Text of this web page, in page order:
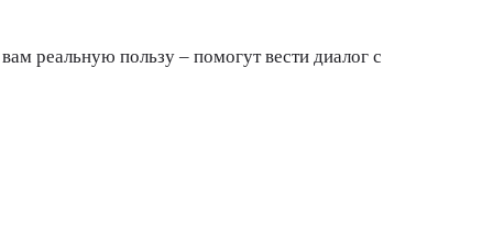
реальную пользу – помогут вести диалог с